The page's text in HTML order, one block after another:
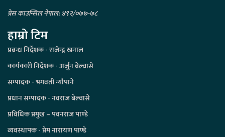
प्रेस काउन्सिल नेपाल: ४९२/०७७-७८
हाम्रो टिम
प्रबन्ध निर्देशक - राजेन्द्र खनाल
कार्यकारी निर्देशक - अर्जुन बेल्वासे
सम्पादक - भगवती न्यौपाने
प्रधान सम्पादक - नवराज बेल्वासे
प्रविधिक प्रमुख – पवनराज पाण्डे
व्यवस्थापक - प्रेम नारायण पाण्डे